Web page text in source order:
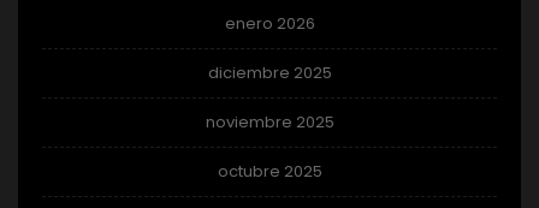
enero 2026
diciembre 2025
noviembre 2025
octubre 2025